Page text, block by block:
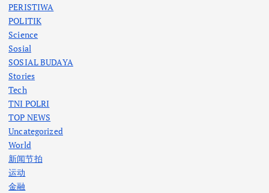
PERISTIWA
POLITIK
Science
Sosial
SOSIAL BUDAYA
Stories
Tech
TNI POLRI
TOP NEWS
Uncategorized
World
新闻节拍
运动
金融